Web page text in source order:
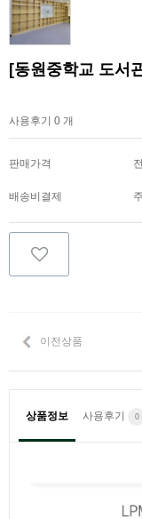
[동원중학교 도서
사용후기 0 개
판매가격
배송비결제
이전상품
상품정보 사용후기 0